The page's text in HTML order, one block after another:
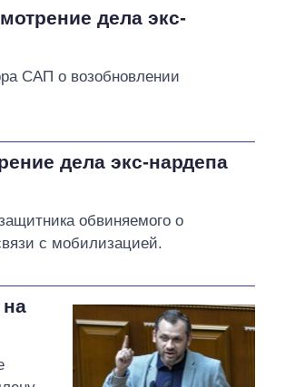
дела экс-
САП о возобновлении
дела экс-нардепа
обвиняемого о
с мобилизацией.